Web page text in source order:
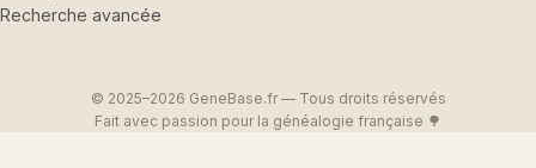
Recherche avancée
© 2025–2026 GeneBase.fr — Tous droits réservés
Fait avec passion pour la généalogie française 🌳